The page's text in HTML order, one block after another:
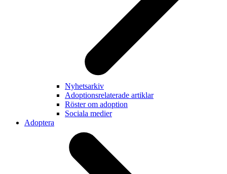
Nyhetsarkiv
Adoptionsrelaterade artiklar
Röster om adoption
Sociala medier
Adoptera